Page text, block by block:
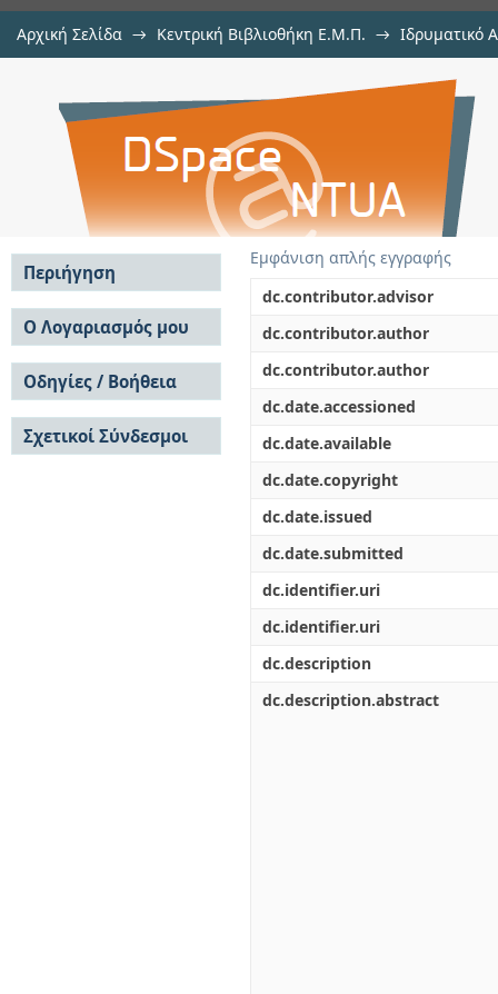
Αρχική Σελίδα → Κεντρική Βιβλιοθήκη Ε.Μ.Π. → Ιδρυματικό
Συσχέτιση κυκλοφοριακών
οδικών ατυχημάτων
Εμφάνιση απλής εγγραφής
dc.contributor.advisor
dc.contributor.author
dc.contributor.author
dc.date.accessioned
dc.date.available
dc.date.copyright
dc.date.issued
dc.date.submitted
dc.identifier.uri
dc.identifier.uri
dc.description
dc.description.abstract
Περιήγηση
Σε όλο το DSpace
Κοινότητες & Συλλογές
Ανά Ημερομηνία
Έκδοσης
Συγγραφείς
Τίτλοι
Θέματα
Ο Λογαριασμός μου
Σύνδεση
Εγγραφή
Οδηγίες / Βοήθεια
Οδηγίες Υποβολής
Οδηγίες Χρήσης ΙΑ
Συχνές Ερωτήσεις
Σχετικοί Σύνδεσμοι